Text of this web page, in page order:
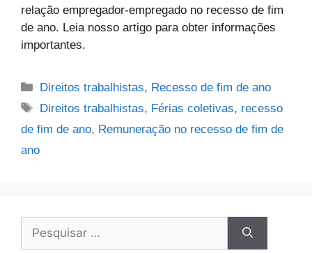
relação empregador-empregado no recesso de fim
de ano. Leia nosso artigo para obter informações
importantes.
Direitos trabalhistas, Recesso de fim de ano
Direitos trabalhistas, Férias coletivas, recesso
de fim de ano, Remuneração no recesso de fim de
ano